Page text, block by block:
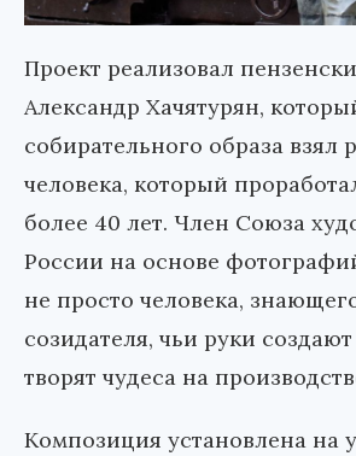
Проект реализовал
Александр Хачятурян,
собирательного образа взял
человека, который
более 40 лет. Член Союза
России на основе
не просто человека,
созидателя, чьи руки
творят чудеса на
Композиция установлена на